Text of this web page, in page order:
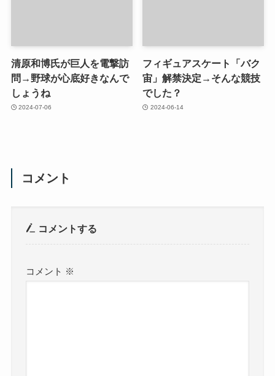
清原和博氏が巨人を電撃訪
問→野球が心底好きなんで
しょうね
2024-07-06
フィギュアスケート「バク
宙」解禁決定→そんな競技
でした？
2024-06-14
コメント
コメントする
コメント ※